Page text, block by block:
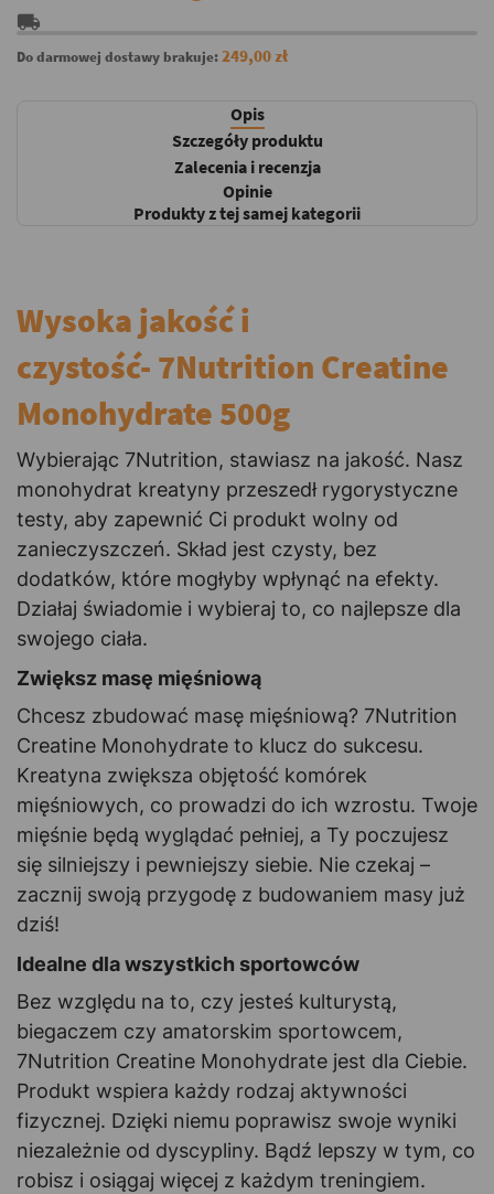
local_shipping
Do darmowej dostawy brakuje:249,00 zł
Opis
Szczegóły produktu
Zalecenia i recenzja
Opinie
Produkty z tej samej kategorii
Wysoka jakość i
czystość- 7Nutrition Creatine
Monohydrate 500g
Wybierając 7Nutrition, stawiasz na jakość. Nasz
monohydrat kreatyny przeszedł rygorystyczne
testy, aby zapewnić Ci produkt wolny od
zanieczyszczeń. Skład jest czysty, bez
dodatków, które mogłyby wpłynąć na efekty.
Działaj świadomie i wybieraj to, co najlepsze dla
swojego ciała.
Zwiększ masę mięśniową
Chcesz zbudować masę mięśniową? 7Nutrition
Creatine Monohydrate to klucz do sukcesu.
Kreatyna zwiększa objętość komórek
mięśniowych, co prowadzi do ich wzrostu. Twoje
mięśnie będą wyglądać pełniej, a Ty poczujesz
się silniejszy i pewniejszy siebie. Nie czekaj –
zacznij swoją przygodę z budowaniem masy już
dziś!
Idealne dla wszystkich sportowców
Bez względu na to, czy jesteś kulturystą,
biegaczem czy amatorskim sportowcem,
7Nutrition Creatine Monohydrate jest dla Ciebie.
Produkt wspiera każdy rodzaj aktywności
fizycznej. Dzięki niemu poprawisz swoje wyniki
niezależnie od dyscypliny. Bądź lepszy w tym, co
robisz i osiągaj więcej z każdym treningiem.